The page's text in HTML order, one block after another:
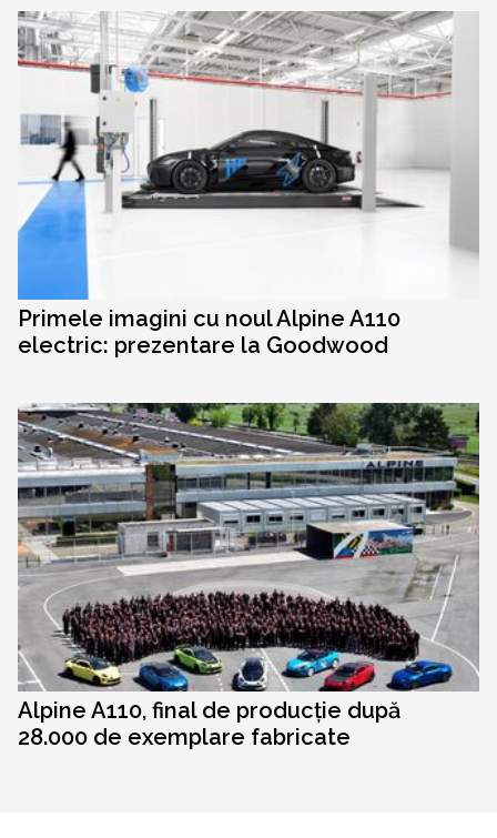
Primele imagini cu noul Alpine A110
electric: prezentare la Goodwood
Alpine A110, final de producție după
28.000 de exemplare fabricate